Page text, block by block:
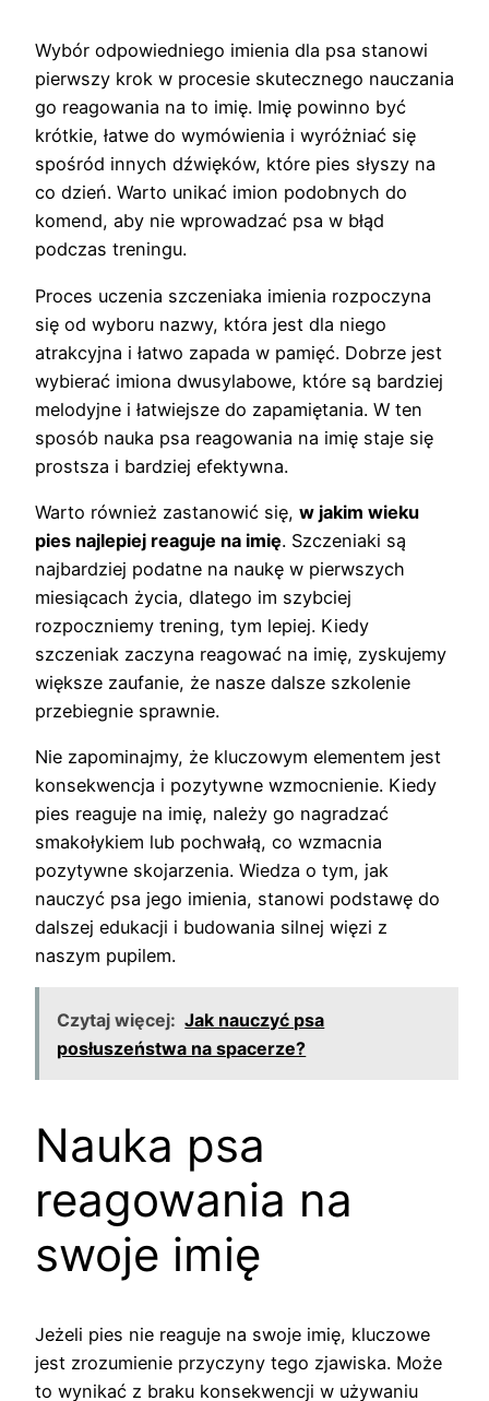
Wybór odpowiedniego imienia dla psa stanowi
pierwszy krok w procesie skutecznego nauczania
go reagowania na to imię. Imię powinno być
krótkie, łatwe do wymówienia i wyróżniać się
spośród innych dźwięków, które pies słyszy na
co dzień. Warto unikać imion podobnych do
komend, aby nie wprowadzać psa w błąd
podczas treningu.
Proces uczenia szczeniaka imienia rozpoczyna
się od wyboru nazwy, która jest dla niego
atrakcyjna i łatwo zapada w pamięć. Dobrze jest
wybierać imiona dwusylabowe, które są bardziej
melodyjne i łatwiejsze do zapamiętania. W ten
sposób nauka psa reagowania na imię staje się
prostsza i bardziej efektywna.
Warto również zastanowić się, w jakim wieku
pies najlepiej reaguje na imię. Szczeniaki są
najbardziej podatne na naukę w pierwszych
miesiącach życia, dlatego im szybciej
rozpoczniemy trening, tym lepiej. Kiedy
szczeniak zaczyna reagować na imię, zyskujemy
większe zaufanie, że nasze dalsze szkolenie
przebiegnie sprawnie.
Nie zapominajmy, że kluczowym elementem jest
konsekwencja i pozytywne wzmocnienie. Kiedy
pies reaguje na imię, należy go nagradzać
smakołykiem lub pochwałą, co wzmacnia
pozytywne skojarzenia. Wiedza o tym, jak
nauczyć psa jego imienia, stanowi podstawę do
dalszej edukacji i budowania silnej więzi z
naszym pupilem.
Czytaj więcej: Jak nauczyć psa
posłuszeństwa na spacerze?
Nauka psa
reagowania na
swoje imię
Jeżeli pies nie reaguje na swoje imię, kluczowe
jest zrozumienie przyczyny tego zjawiska. Może
to wynikać z braku konsekwencji w używaniu